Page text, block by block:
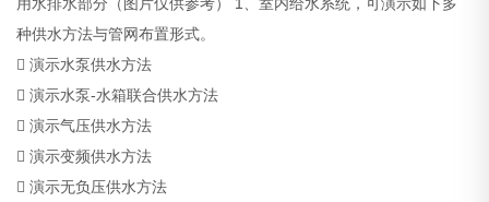
用水排水部分（图片仅供参考）
1、室内给水系统，可演示如下多
种供水方法与管网布置形式。
 演示水泵供水方法
 演示水泵-水箱联合供水方法
 演示气压供水方法
 演示变频供水方法
 演示无负压供水方法